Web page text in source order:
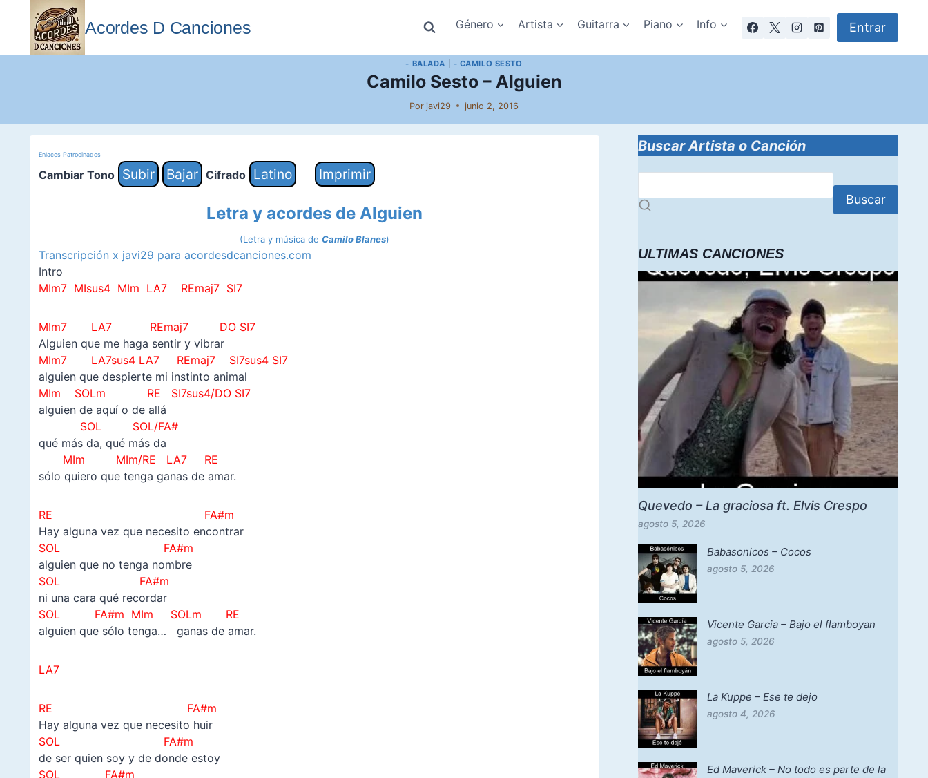
contenido
Acordes D Canciones Género Artista Guitarra Piano Info Entrar
- BALADA - CAMILO SESTO
Camilo Sesto – Alguien
Por javi29 junio 2, 2016
Enlaces Patrocinados
Cambiar Tono Subir Bajar Cifrado Latino Imprimir
Letra y acordes de Alguien
(Letra y música de Camilo Blanes)
Transcripción x javi29 para acordesdcanciones.com
Intro
MIm7 MIsus4 MIm LA7 REmaj7 SI7
MIm7
LA7 REmaj7 DO SI7
Alguien que me haga sentir y vibrar
MIm7
LA7sus4 LA7 REmaj7 SI7sus4 SI7
alguien que despierte mi instinto animal
MIm SOLm RE
SI7sus4/DO SI7
alguien de aquí o de allá
SOL SOL/FA#
qué más da, qué más da
MIm MIm/RE LA7 RE
sólo quiero que tenga ganas de amar.
RE FA#m
Hay alguna vez que necesito encontrar
SOL FA#m
alguien que no tenga nombre
SOL FA#m
ni una cara qué recordar
SOL FA#m MIm SOLm RE
alguien que sólo tenga… ganas de amar.
LA7
RE FA#m
Hay alguna vez que necesito huir
SOL FA#m
de ser quien soy y de donde estoy
SOL FA#m
Buscar Artista o Canción
Buscar
ULTIMAS CANCIONES
Quevedo – La graciosa ft. Elvis Crespo
agosto 5, 2026
Babasonicos – Cocos
agosto 5, 2026
Vicente Garcia – Bajo el flamboyan
agosto 5, 2026
La Kuppe – Ese te dejo
agosto 4, 2026
Ed Maverick – No todo es parte de la